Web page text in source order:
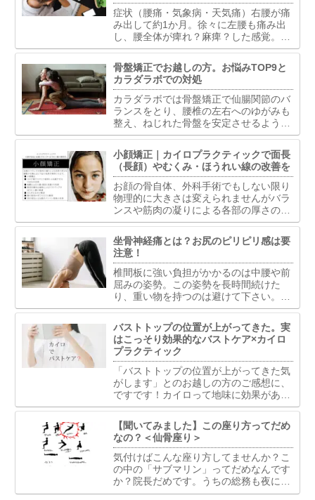
症状（腰痛・気象病・天気痛）右腰が痛
み出して約1か月。徐々に左腰も痛み出
し、腰全体が痺れ？麻痺？した感覚。椅
子から立ち上がる時、グラグラした感じ
で以前経験したぎっくり腰の時と似てい
て慎重に立ち上がっている。今は骨盤ベ
ルトで固定して生活してい...
骨盤矯正でお越しの方。お悩みTOP9と
カラダラボでの対処
カラダラボでは骨盤矯正で仙腸関節のバ
ランスをとり、腰椎の左右へのゆがみも
整え、ねじれた骨盤を安定させるようア
プローチします。骨盤を安定させること
で体全体のバランス整え、骨盤のゆがみ
が原因で生じた状態の改善を目指しま
す。
小顔矯正｜カイロプラクティックで面長
（長顔）やむくみ・ほうれい線の改善を
お顔の骨自体、外科手術でもしない限り
物理的に大きさは変えられませんがバラ
ンスや筋肉の凝りによる各部の厚さの違
いを調整することは可能です。バランス
で重視するのは下顎と鼻骨と頬骨の水平
ライン・縦ライン・中間のライン。多く
の場合はこの部位の調整が重要といえま
す。
坐骨神経痛とは？お尻のピリピリ感は要
注意！
椎間板に強い負担がかかるのは中腰や前
屈みの姿勢。この姿勢を長時間続けた
り、重い物を持つのは避けて下さい。ま
た長時間座っている事も椎間板には過度
な負担がかかりますし、座っている姿勢
によってはお尻周りの筋肉への影響もあ
ります。
バストトップの位置が上がってきた。実
はこっそり効果的なバストケア×カイロ
プラクティック
「バストトップの位置が上がってきた気
がします」とのお越しの方のご感想に、
ですです！カイロって地味に効果がある
んです。バストケアに対するカイロプラ
クティックの視点は単に胸部の問題とし
て捉えるのではなく、全身の骨格・筋
肉・神経系のバランスがバス...
【聞いてみました】この座り方ってだめ
なの？＜仙骨座り＞
気付けばこんな座り方してませんか？こ
の中の「サブマリン」ってだめなんです
か？院長だめです。うちの総務も夜にな
るとモニタを睨みつけながら「サブマリ